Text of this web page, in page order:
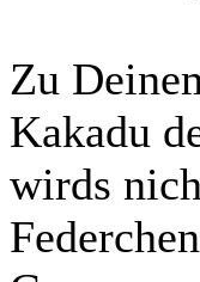
Zu
Kakadu
wirds